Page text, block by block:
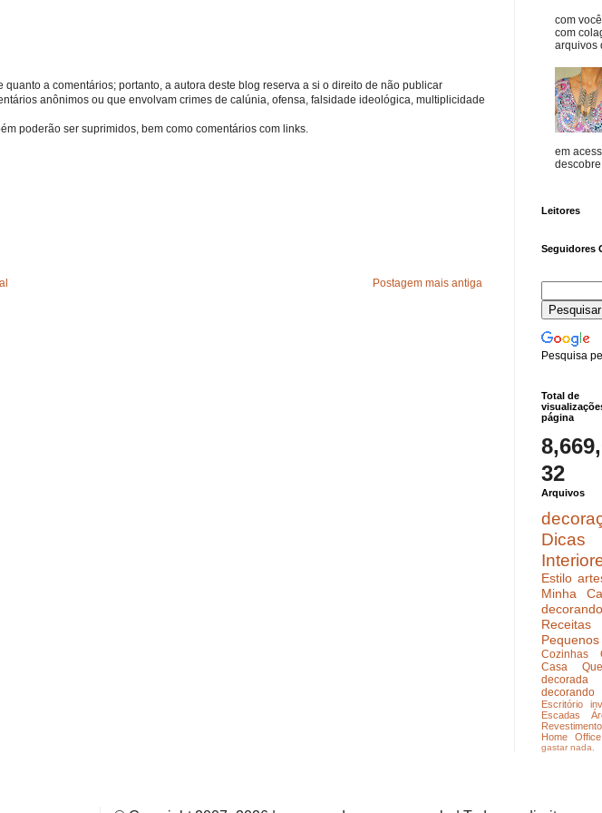
a comentários; portanto, a autora deste blog reserva a si o direito de não publicar
anônimos ou que envolvam crimes de calúnia, ofensa, falsidade ideológica, multiplicidade
poderão ser suprimidos, bem como comentários com links.
Postagem mais antiga
com
com
arquivos
em
Leitores
Seguidores
Pesquisa
Total de
página
32
Arquivos
Dicas
Estilo
Minha
Receitas
Cozinhas
Casa
decorada
Escritório
Escadas
Revestimento
Home Office
gastar nada.